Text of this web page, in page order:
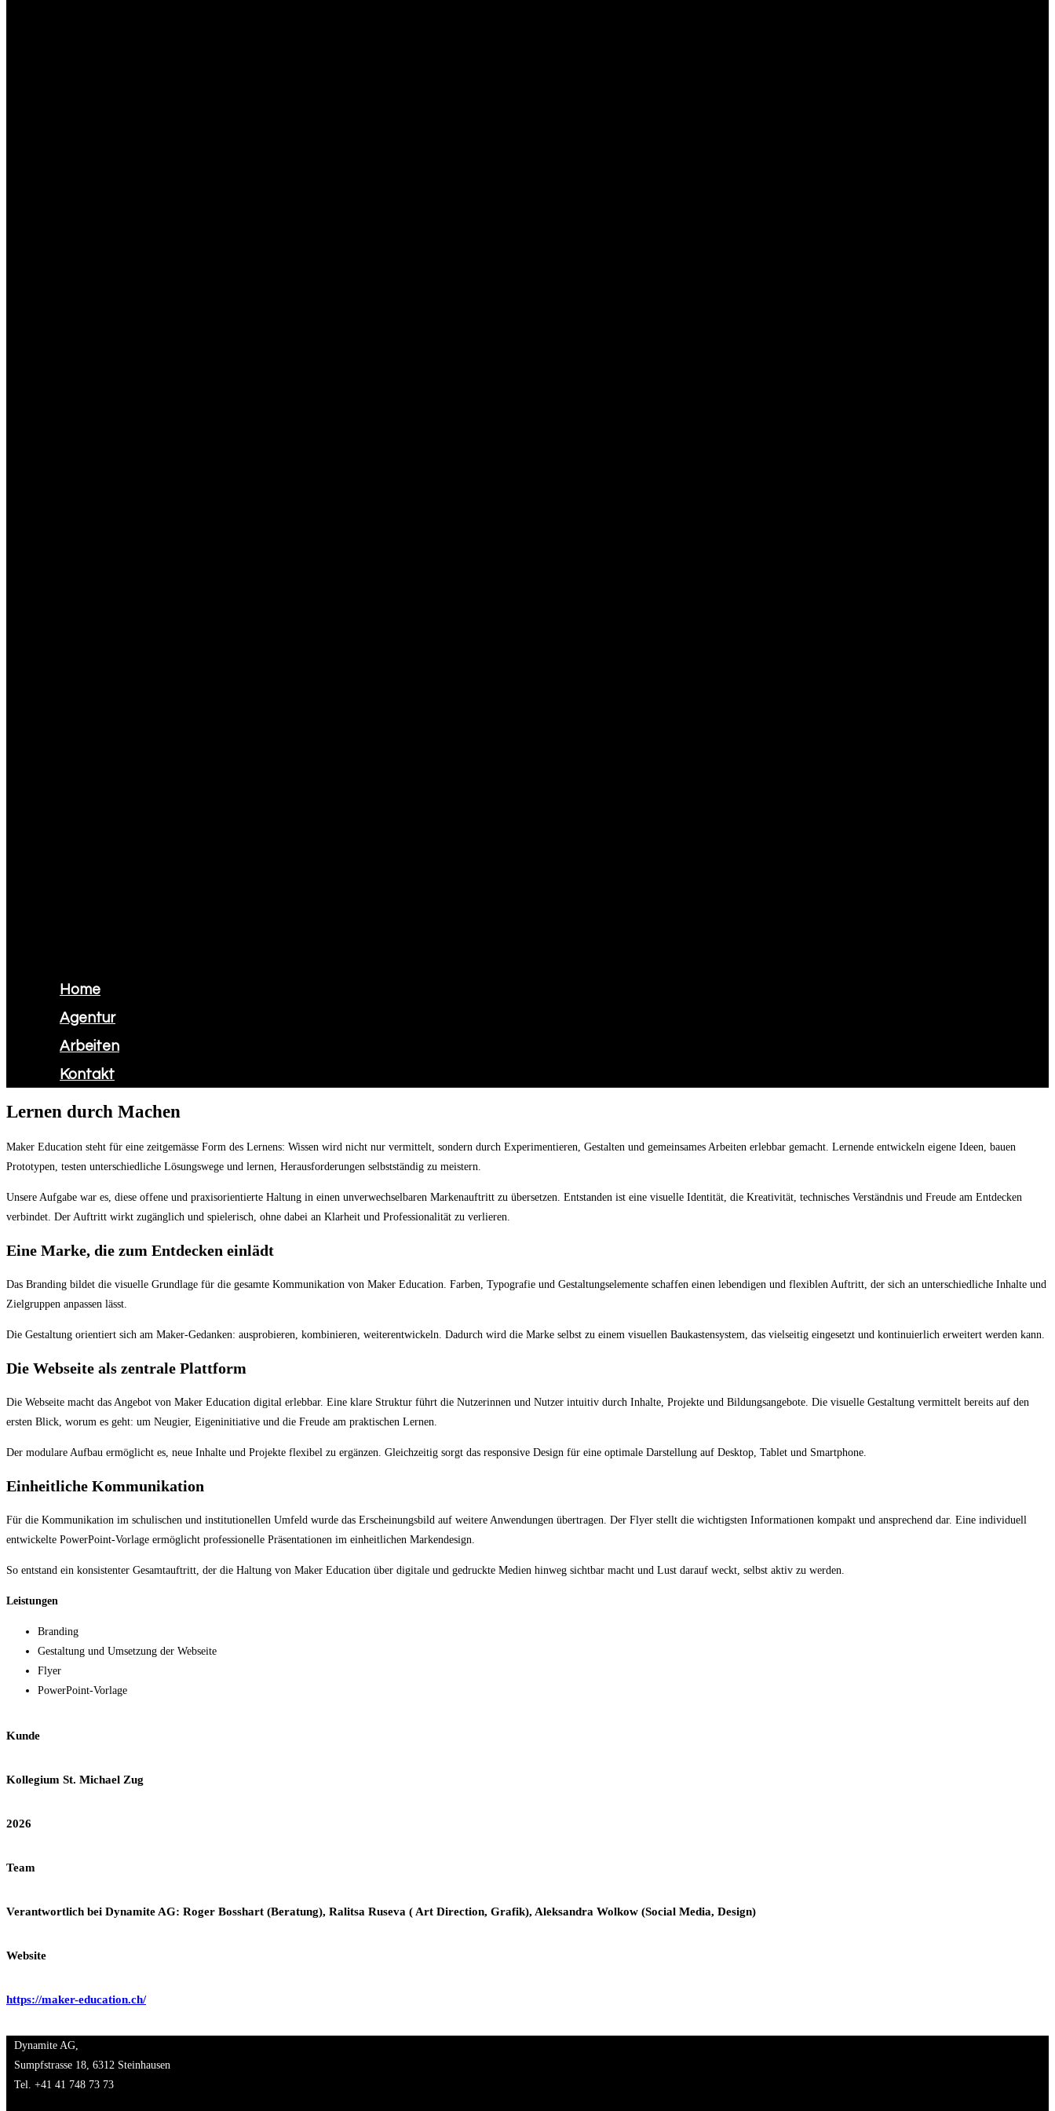
Home
Agentur
Arbeiten
Kontakt
Lernen durch Machen
Maker Education steht für eine zeitgemässe Form des Lernens: Wissen wird nicht nur vermittelt, sondern durch Experimentieren, Gestalten und gemeinsames Arbeiten erlebbar gemacht. Lernende entwickeln eigene Ideen, bauen
Prototypen, testen unterschiedliche Lösungswege und lernen, Herausforderungen selbstständig zu meistern.
Unsere Aufgabe war es, diese offene und praxisorientierte Haltung in einen unverwechselbaren Markenauftritt zu übersetzen. Entstanden ist eine visuelle Identität, die Kreativität, technisches Verständnis und Freude am Entdecken
verbindet. Der Auftritt wirkt zugänglich und spielerisch, ohne dabei an Klarheit und Professionalität zu verlieren.
Eine Marke, die zum Entdecken einlädt
Das Branding bildet die visuelle Grundlage für die gesamte Kommunikation von Maker Education. Farben, Typografie und Gestaltungselemente schaffen einen lebendigen und flexiblen Auftritt, der sich an unterschiedliche Inhalte und
Zielgruppen anpassen lässt.
Die Gestaltung orientiert sich am Maker-Gedanken: ausprobieren, kombinieren, weiterentwickeln. Dadurch wird die Marke selbst zu einem visuellen Baukastensystem, das vielseitig eingesetzt und kontinuierlich erweitert werden kann.
Die Webseite als zentrale Plattform
Die Webseite macht das Angebot von Maker Education digital erlebbar. Eine klare Struktur führt die Nutzerinnen und Nutzer intuitiv durch Inhalte, Projekte und Bildungsangebote. Die visuelle Gestaltung vermittelt bereits auf den
ersten Blick, worum es geht: um Neugier, Eigeninitiative und die Freude am praktischen Lernen.
Der modulare Aufbau ermöglicht es, neue Inhalte und Projekte flexibel zu ergänzen. Gleichzeitig sorgt das responsive Design für eine optimale Darstellung auf Desktop, Tablet und Smartphone.
Einheitliche Kommunikation
Für die Kommunikation im schulischen und institutionellen Umfeld wurde das Erscheinungsbild auf weitere Anwendungen übertragen. Der Flyer stellt die wichtigsten Informationen kompakt und ansprechend dar. Eine individuell
entwickelte PowerPoint-Vorlage ermöglicht professionelle Präsentationen im einheitlichen Markendesign.
So entstand ein konsistenter Gesamtauftritt, der die Haltung von Maker Education über digitale und gedruckte Medien hinweg sichtbar macht und Lust darauf weckt, selbst aktiv zu werden.
Leistungen
Branding
Gestaltung und Umsetzung der Webseite
Flyer
PowerPoint-Vorlage
Kunde
Kollegium St. Michael Zug
2026
Team
Verantwortlich bei Dynamite AG: Roger Bosshart (Beratung), Ralitsa Ruseva ( Art Direction, Grafik), Aleksandra Wolkow (Social Media, Design)
Website
https://maker-education.ch/
Dynamite AG,
Sumpfstrasse 18, 6312 Steinhausen
Tel. +41 41 748 73 73